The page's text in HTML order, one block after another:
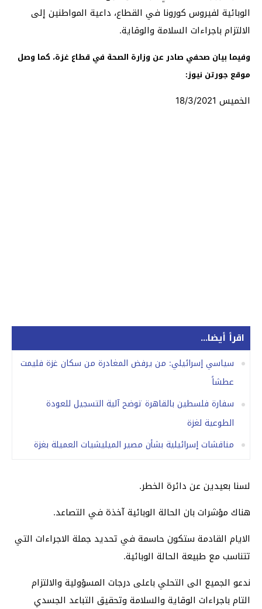
الوبائية لفيروس كورونا في القطاع، داعية المواطنين إلى
الالتزام باجراءات السلامة والوقاية.
وفيما بيان صحفي صادر عن وزارة الصحة في قطاع غزة، كما وصل
موقع جورتن نيوز:
الخميس 18/3/2021
اقرأ أيضا...
سياسي إسرائيلي: من يرفض المغادرة من سكان غزة فليمت
عطشاً
سفارة فلسطين بالقاهرة توضح آلية التسجيل للعودة
الطوعية لغزة
مناقشات إسرائيلية بشأن مصير الميليشيات العميلة بغزة
لسنا بعيدين عن دائرة الخطر.
هناك مؤشرات بان الحالة الوبائية آخذة في التصاعد.
الايام القادمة ستكون حاسمة في تحديد جملة الاجراءات التي
تتناسب مع طبيعة الحالة الوبائية.
ندعو الجميع الى التحلي باعلى درجات المسؤولية والالتزام
التام باجراءات الوقاية والسلامة وتحقيق التباعد الجسدي